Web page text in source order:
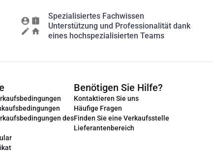
Spezialisiertes Fachwissen
Unterstützung und Professionalität dank
eines hochspezialisierten Teams
des
Benötigen Sie Hilfe?
Kontaktieren Sie uns
Häufige Fragen
Finden Sie eine Verkaufsstelle
Lieferantenbereich